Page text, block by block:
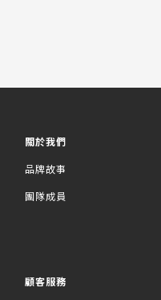
關於我們
品牌故事
團隊成員
顧客服務